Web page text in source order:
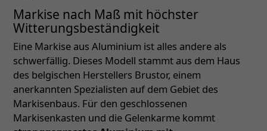
Markise nach Maß mit höchster
Witterungsbeständigkeit
Eine Markise aus Aluminium ist alles andere als
schwerfällig. Dieses Modell stammt aus dem Haus
des belgischen Herstellers Brustor, einem
anerkannten Spezialisten auf dem Gebiet des
Markisenbaus. Für den geschlossenen
Markisenkasten und die Gelenkarme kommt